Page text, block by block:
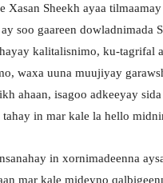
Xasan Sheekh ayaa
ay soo gaareen dowladnimada
kalitalisnimo, ku-tagrifal
waxa uuna muujiyay
ahaan, isagoo adkeeyay
tahay in mar kale la hello
in xornimadeenna
mar kale mideyno